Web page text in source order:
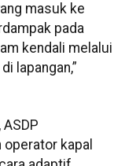
masuk ke
pada
kendali melalui
lapangan,”
kapal